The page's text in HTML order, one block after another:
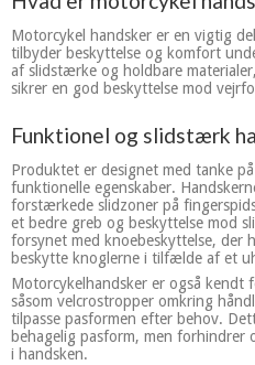
Motorcykel handsker er en vigtig
tilbyder beskyttelse og komfort
af slidstærke og holdbare
sikrer en god beskyttelse mod
Funktionel og slidstærk
Produktet er designet med tanke
funktionelle egenskaber.
forstærkede slidzoner på
et bedre greb og beskyttelse mod
forsynet med knoebeskyttelse, der
beskytte knoglerne i tilfælde af et
Motorcykelhandsker er også kendt
såsom velcrostropper omkring
tilpasse pasformen efter behov.
behagelig pasform, men
i handsken.